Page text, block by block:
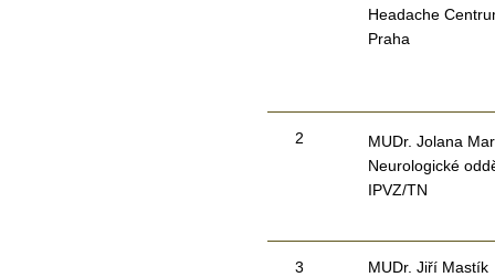
Headache
Praha
2
MUDr. Jolana
Neurologické
IPVZ/TN
3
MUDr. Jiří Mastík